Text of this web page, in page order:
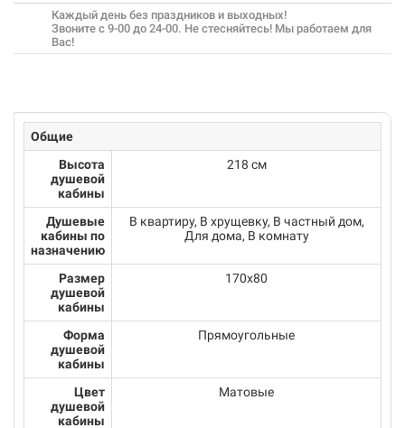
Каждый день без праздников и выходных!
Звоните с 9-00 до 24-00. Не стесняйтесь! Мы работаем для
Вас!
Общие
Высота
душевой
кабины
218 см
Душевые
кабины по
назначению
В квартиру, В хрущевку, В частный дом,
Для дома, В комнату
Размер
душевой
кабины
170х80
Форма
душевой
кабины
Прямоугольные
Цвет
душевой
кабины
Матовые